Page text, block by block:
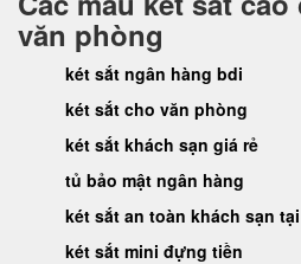
văn phòng
két sắt ngân hàng bdi
két sắt cho văn phòng
két sắt khách sạn giá rẻ
tủ bảo mật ngân hàng
két sắt an toàn khách sạn
két sắt mini đựng tiền